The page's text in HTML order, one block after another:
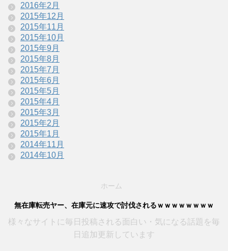
2016年2月
2015年12月
2015年11月
2015年10月
2015年9月
2015年8月
2015年7月
2015年6月
2015年5月
2015年4月
2015年3月
2015年2月
2015年1月
2014年11月
2014年10月
ホーム
無在庫転売ヤー、在庫元に速攻で討伐されるｗｗｗｗｗｗｗｗ
様々なサイトに毎日投稿される面白い・気になる話題を毎
日追加更新しています